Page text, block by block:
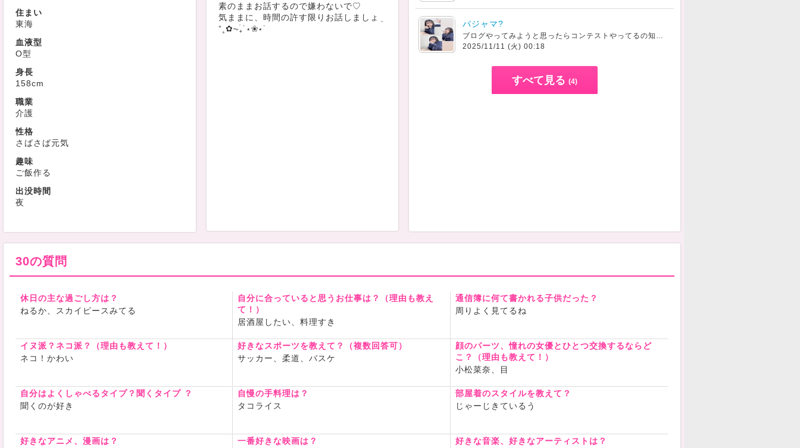
住まい
東海
血液型
O型
身長
158cm
職業
介護
性格
さばさば元気
趣味
ご飯作る
出没時間
夜
素のままお話するので嫌わないで♡
気ままに、時間の許す限りお話しましょܸ
⁺˳✿⏦۠₊˙⋆❀⋆˙
パジャマ?
ブログやってみようと思ったらコンテストやってるの知って私の1番好きな
2025/11/11 (火) 00:18
すべて見る (4)
30の質問
休日の主な過ごし方は？
ねるか、スカイピースみてる
自分に合っていると思うお仕事は？（理由も教え
て！）
居酒屋したい、料理すき
通信簿に何て書かれる子供だった？
周りよく見てるね
イヌ派？ネコ派？（理由も教えて！）
ネコ！かわい
好きなスポーツを教えて？（複数回答可）
サッカー、柔道、バスケ
顔のパーツ、憧れの女優とひとつ交換するならど
こ？（理由も教えて！）
小松菜奈、目
自分はよくしゃべるタイプ？聞くタイプ ？
聞くのが好き
自慢の手料理は？
タコライス
部屋着のスタイルを教えて？
じゃーじきているう
好きなアニメ、漫画は？
一番好きな映画は？
好きな音楽、好きなアーティストは？